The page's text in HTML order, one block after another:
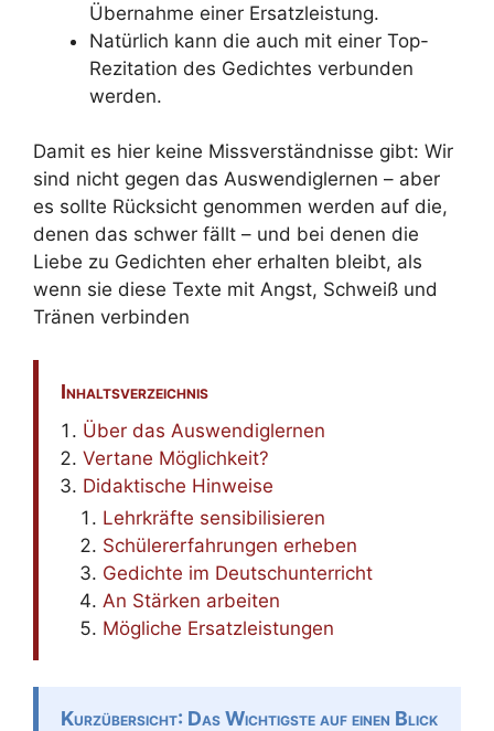
Übernahme einer Ersatzleistung.
Natürlich kann die auch mit einer Top-
Rezitation des Gedichtes verbunden
werden.
Damit es hier keine Missverständnisse gibt: Wir
sind nicht gegen das Auswendiglernen – aber
es sollte Rücksicht genommen werden auf die,
denen das schwer fällt – und bei denen die
Liebe zu Gedichten eher erhalten bleibt, als
wenn sie diese Texte mit Angst, Schweiß und
Tränen verbinden
Inhaltsverzeichnis
Über das Auswendiglernen
Vertane Möglichkeit?
Didaktische Hinweise
Lehrkräfte sensibilisieren
Schülererfahrungen erheben
Gedichte im Deutschunterricht
An Stärken arbeiten
Mögliche Ersatzleistungen
Kurzübersicht: Das Wichtigste auf einen Blick